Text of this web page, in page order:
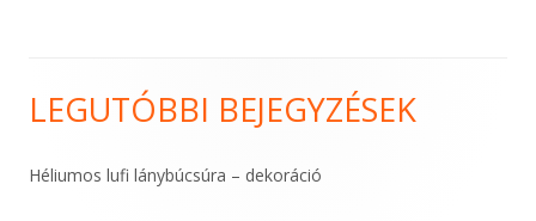
o
s
Main
Sidebar
LEGUTÓBBI BEJEGYZÉSEK
Héliumos lufi lánybúcsúra – dekoráció